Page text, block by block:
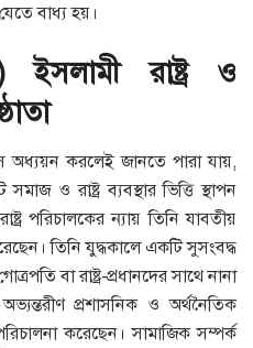
বাধ্য হয়।
রাষ্ট্র ও
অধ্যয়ন করলেই জানতে পারা যায়,
ও রাষ্ট্র ব্যবস্থার ভিত্তি স্থাপন
পরিচালকের ন্যায় তিনি যাবতীয়
তিনি যুদ্ধকালে একটি সুসংবদ্ধ
বা রাষ্ট্র-প্রধানদের সাথে নানা
প্রশাসনিক ও অর্থনৈতিক
করেছেন। সামাজিক সম্পর্ক